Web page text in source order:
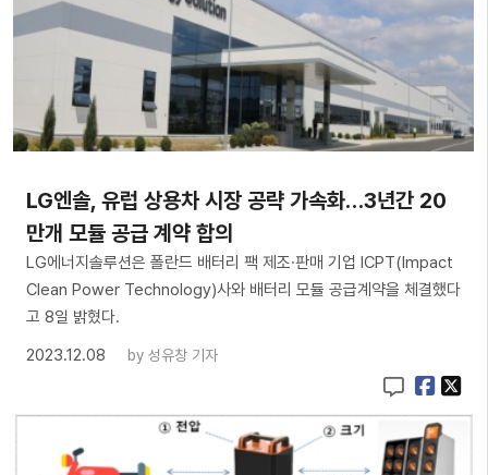
LG엔솔, 유럽 상용차 시장 공략 가속화…3년간 20
만개 모듈 공급 계약 합의
LG에너지솔루션은 폴란드 배터리 팩 제조·판매 기업 ICPT(Impact
Clean Power Technology)사와 배터리 모듈 공급계약을 체결했다
고 8일 밝혔다.
2023.12.08
by 성유창 기자